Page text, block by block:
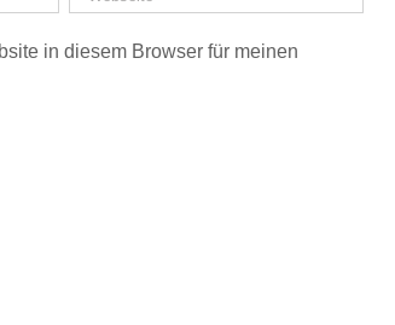
in diesem Browser für meinen